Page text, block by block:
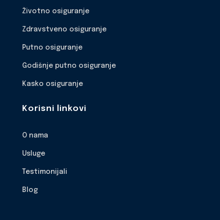
Životno osiguranje
Zdravstveno osiguranje
Putno osiguranje
Godišnje putno osiguranje
Kasko osiguranje
Korisni linkovi
O nama
Usluge
Testimonijali
Blog